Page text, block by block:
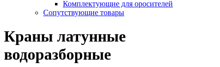
Комплектующие для оросителей
Сопутствующие товары
Краны латунные
водоразборные